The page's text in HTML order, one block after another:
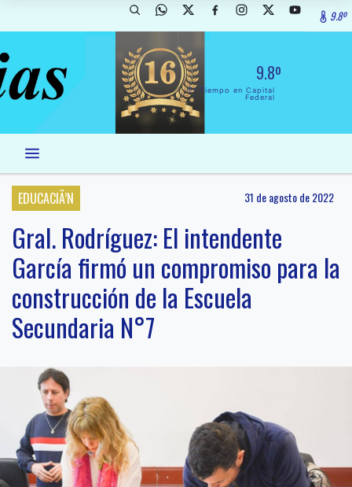
9.8º
9.8º
El Tiempo en Capital
Federal
EDUCACIÃ’N 31 de agosto de 2022
Gral. Rodríguez: El intendente
García firmó un compromiso para la
construcción de la Escuela
Secundaria N°7